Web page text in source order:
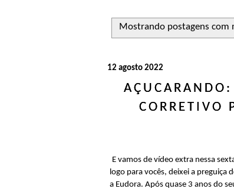
Mostrando postagens com
12 agosto 2022
CORRETIVO
E vamos de vídeo extra nessa
logo para vocês, deixei a preguiça
a Eudora. Após quase 3 anos do